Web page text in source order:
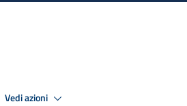
Vedi azioni